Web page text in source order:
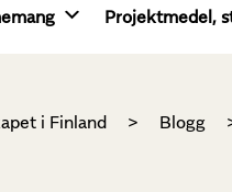
Projektmedel,
i Finland > Blogg